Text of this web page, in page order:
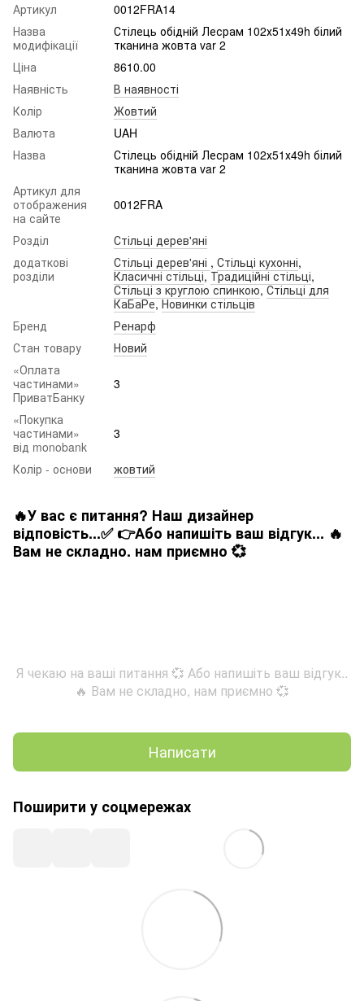
Артикул
0012FRA14
Назва
модифікації
Стілець обідній Лесрам 102х51х49h білий
тканина жовта var 2
Ціна
8610.00
Наявність
В наявності
Колір
Жовтий
Валюта
UAH
Назва
Стілець обідній Лесрам 102х51х49h білий
тканина жовта var 2
Артикул для
отображения
на сайте
0012FRA
Розділ
Стільці дерев'яні
додаткові
розділи
Стільці дерев'яні , Стільці кухонні,
Класичні стільці,Традиційні стільці,
Стільці з круглою спинкою,Стільці для
КаБаРе,Новинки стільців
Бренд
Ренарф
Стан товару
Новий
«Оплата
частинами»
ПриватБанку
3
«Покупка
частинами»
від monobank
3
Колір - основи жовтий
🔥У вас є питання? Наш дизайнер
відповість...✅ 👉Або напишіть ваш відгук... 🔥
Вам не складно. нам приємно 💞
Я чекаю на ваші питання 💞 Або напишіть ваш відгук..
🔥 Вам не складно, нам приємно 💞
Написати
Поширити у соцмережах